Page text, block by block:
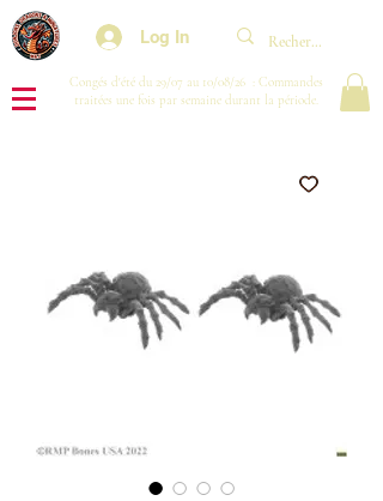
Log In
Congés d'été du 29/07 au 10/08/26 : Commandes
traitées une fois par semaine durant la période.